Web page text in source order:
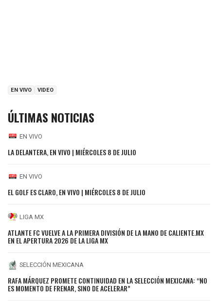
EN VIVO VIDEO
ÚLTIMAS NOTICIAS
EN VIVO
LA DELANTERA, EN VIVO | MIÉRCOLES 8 DE JULIO
EN VIVO
EL GOLF ES CLARO, EN VIVO | MIÉRCOLES 8 DE JULIO
LIGA MX
ATLANTE FC VUELVE A LA PRIMERA DIVISIÓN DE LA MANO DE CALIENTE.MX
EN EL APERTURA 2026 DE LA LIGA MX
SELECCIÓN MEXICANA
RAFA MÁRQUEZ PROMETE CONTINUIDAD EN LA SELECCIÓN MEXICANA: “NO
ES MOMENTO DE FRENAR, SINO DE ACELERAR”